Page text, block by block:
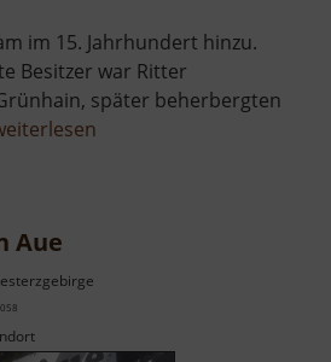
im 15. Jahrhundert hinzu.
Besitzer war Ritter
später beherbergten
Aue